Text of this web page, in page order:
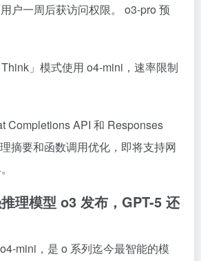
户一周后获访问权限。 o3-pro 预
」模式使用 o4-mini，速率限制
Completions API 和 Responses
摘要和函数调用优化，即将支持网
理模型 o3 发布，GPT-5 还
mini，是 o 系列迄今最智能的模